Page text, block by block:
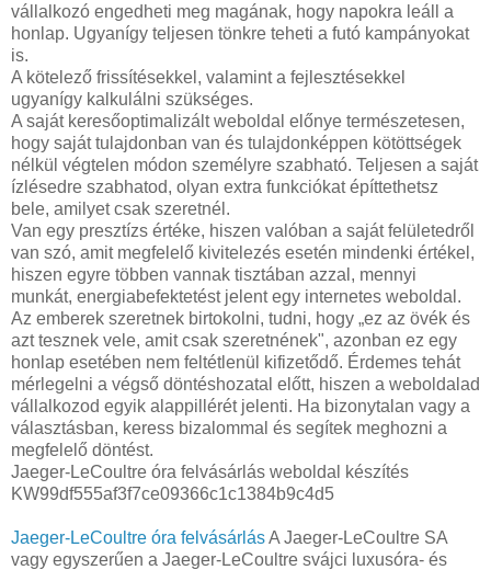
vállalkozó engedheti meg magának, hogy napokra leáll a
honlap. Ugyanígy teljesen tönkre teheti a futó kampányokat
is.
A kötelező frissítésekkel, valamint a fejlesztésekkel
ugyanígy kalkulálni szükséges.
A saját keresőoptimalizált weboldal előnye természetesen,
hogy saját tulajdonban van és tulajdonképpen kötöttségek
nélkül végtelen módon személyre szabható. Teljesen a saját
ízlésedre szabhatod, olyan extra funkciókat építtethetsz
bele, amilyet csak szeretnél.
Van egy presztízs értéke, hiszen valóban a saját felületedről
van szó, amit megfelelő kivitelezés esetén mindenki értékel,
hiszen egyre többen vannak tisztában azzal, mennyi
munkát, energiabefektetést jelent egy internetes weboldal.
Az emberek szeretnek birtokolni, tudni, hogy „ez az övék és
azt tesznek vele, amit csak szeretnének", azonban ez egy
honlap esetében nem feltétlenül kifizetődő. Érdemes tehát
mérlegelni a végső döntéshozatal előtt, hiszen a weboldalad
vállalkozod egyik alappillérét jelenti. Ha bizonytalan vagy a
választásban, keress bizalommal és segítek meghozni a
megfelelő döntést.
Jaeger-LeCoultre óra felvásárlás weboldal készítés
KW99df555af3f7ce09366c1c1384b9c4d5
Jaeger-LeCoultre óra felvásárlásA Jaeger-LeCoultre SA
vagy egyszerűen a Jaeger-LeCoultre svájci luxusóra- és